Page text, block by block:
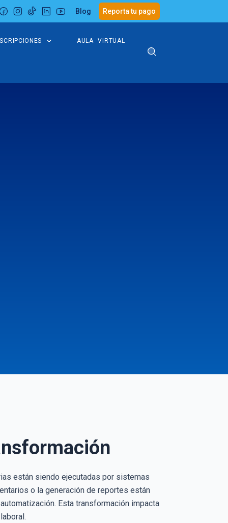
Blog Reporta tu pago
AULA VIRTUAL
están siendo ejecutadas por sistemas
o la generación de reportes están
Esta transformación impacta